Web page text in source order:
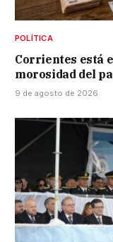
POLÍTICA
Corrientes está
morosidad del
9 de agosto de 2026